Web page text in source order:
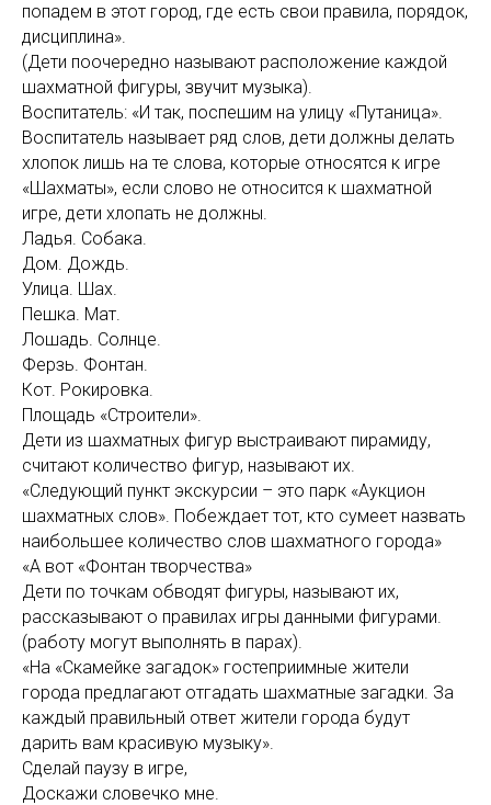
попадем в этот город, где есть свои правила, порядок,
дисциплина».
(Дети поочередно называют расположение каждой
шахматной фигуры, звучит музыка).
Воспитатель: «И так, поспешим на улицу «Путаница».
Воспитатель называет ряд слов, дети должны делать
хлопок лишь на те слова, которые относятся к игре
«Шахматы», если слово не относится к шахматной
игре, дети хлопать не должны.
Ладья. Собака.
Дом. Дождь.
Улица. Шах.
Пешка. Мат.
Лошадь. Солнце.
Ферзь. Фонтан.
Кот. Рокировка.
Площадь «Строители».
Дети из шахматных фигур выстраивают пирамиду,
считают количество фигур, называют их.
«Следующий пункт экскурсии – это парк «Аукцион
шахматных слов». Побеждает тот, кто сумеет назвать
наибольшее количество слов шахматного города»
«А вот «Фонтан творчества»
Дети по точкам обводят фигуры, называют их,
рассказывают о правилах игры данными фигурами.
(работу могут выполнять в парах).
«На «Скамейке загадок» гостеприимные жители
города предлагают отгадать шахматные загадки. За
каждый правильный ответ жители города будут
дарить вам красивую музыку».
Сделай паузу в игре,
Доскажи словечко мне.